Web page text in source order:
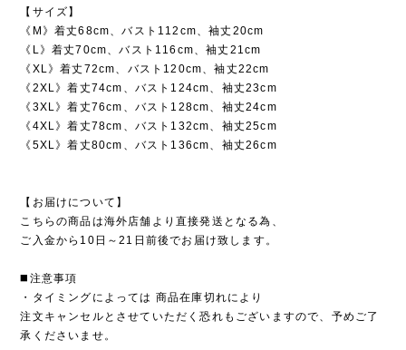
【サイズ】
《M》着丈68cm、バスト112cm、袖丈20cm
《L》着丈70cm、バスト116cm、袖丈21cm
《XL》着丈72cm、バスト120cm、袖丈22cm
《2XL》着丈74cm、バスト124cm、袖丈23cm
《3XL》着丈76cm、バスト128cm、袖丈24cm
《4XL》着丈78cm、バスト132cm、袖丈25cm
《5XL》着丈80cm、バスト136cm、袖丈26cm
【お届けについて】
こちらの商品は海外店舗より直接発送となる為、
ご入金から10日～21日前後でお届け致します。
◼️注意事項
・タイミングによっては 商品在庫切れにより
注文キャンセルとさせていただく恐れもございますので、予めご了
承くださいませ。